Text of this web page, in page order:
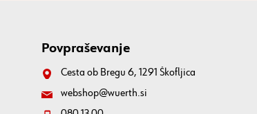
Povpraševanje
Cesta ob Bregu 6, 1291 Škofljica
webshop@wuerth.si